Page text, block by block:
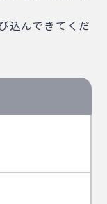
込んできてくだ